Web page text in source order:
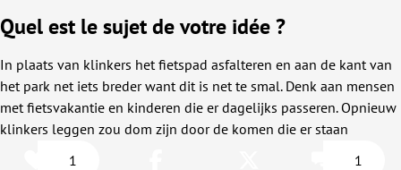
Quel est le sujet de votre idée ?
In plaats van klinkers het fietspad asfalteren en aan de kant van
het park net iets breder want dit is net te smal. Denk aan mensen
met fietsvakantie en kinderen die er dagelijks passeren. Opnieuw
klinkers leggen zou dom zijn door de komen die er staan
1
1